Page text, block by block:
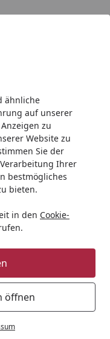
ähnliche
auf unserer
zu
Website zu
Sie der
Ihrer
bestmögliches
bieten.
in den Cookie-
öffnen